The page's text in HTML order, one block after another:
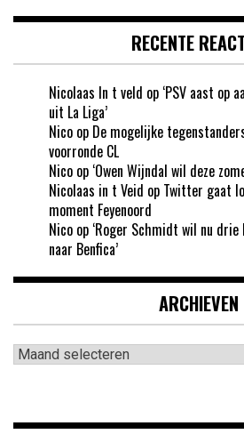
RECENTE
Nicolaas In t veld op ‘PSV aast op
uit La Liga’
Nico op De mogelijke
voorronde CL
Nico op ‘Owen Wijndal wil deze
Nicolaas in t Veid op Twitter gaat
moment Feyenoord
Nico op ‘Roger Schmidt wil nu drie
naar Benfica’
ARCHIEVEN
Archieven